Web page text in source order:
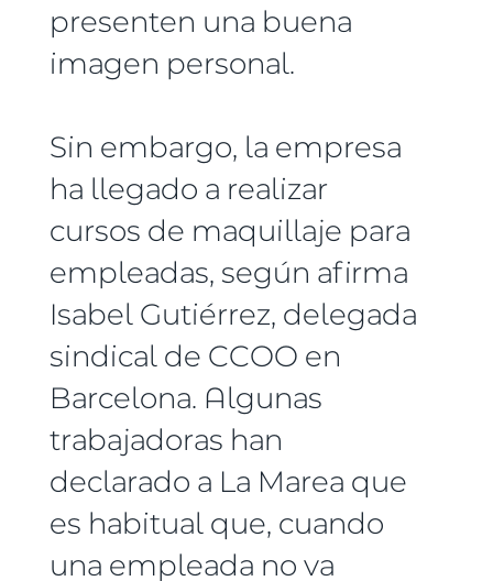
presenten una buena
imagen personal.
Sin embargo, la empresa
ha llegado a realizar
cursos de maquillaje para
empleadas, según afirma
Isabel Gutiérrez, delegada
sindical de CCOO en
Barcelona. Algunas
trabajadoras han
declarado a La Marea que
es habitual que, cuando
una empleada no va